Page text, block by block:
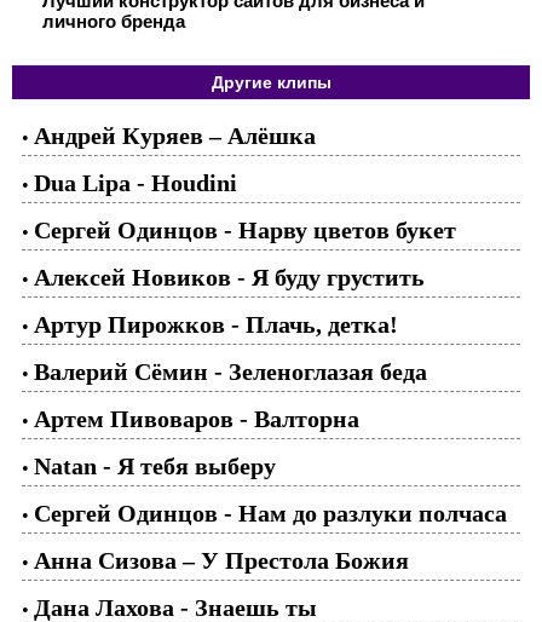
личного бренда
Другие клипы
• Андрей Куряев – Алёшка
• Dua Lipa - Houdini
• Сергей Одинцов - Нарву цветов букет
• Алексей Новиков - Я буду грустить
• Артур Пирожков - Плачь, детка!
• Валерий Сёмин - Зеленоглазая беда
• Артем Пивоваров - Валторна
• Natan - Я тебя выберу
• Cергей Одинцов - Нам до разлуки полчаса
• Анна Сизова – У Престола Божия
• Дана Лахова - Знаешь ты